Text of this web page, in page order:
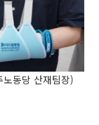
동당 산재팀장)